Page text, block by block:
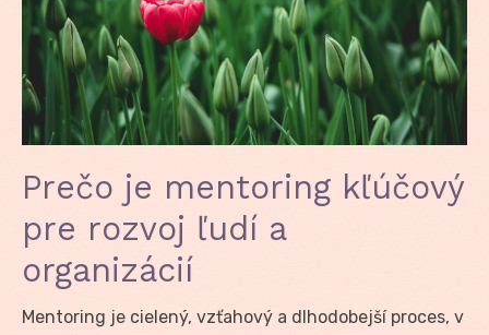
Prečo je mentoring kľúčový
pre rozvoj ľudí a
organizácií
Mentoring je cielený, vzťahový a dlhodobejší proces, v